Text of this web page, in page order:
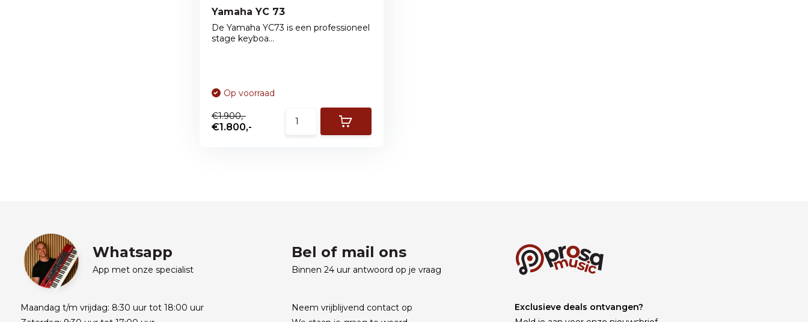
Yamaha YC 73
De Yamaha YC73 is een professioneel
stage keyboa...
Op voorraad
€1.900,-
€1.800,-
Whatsapp
App met onze specialist
Maandag t/m vrijdag: 8:30 uur tot 18:00 uur
Bel of mail ons
Binnen 24 uur antwoord op je vraag
Neem vrijblijvend contact op
Exclusieve deals ontvangen?